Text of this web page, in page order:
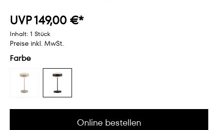
UVP 149,00 €*
Inhalt: 1 Stück
Preise inkl. MwSt.
Farbe
Online bestellen